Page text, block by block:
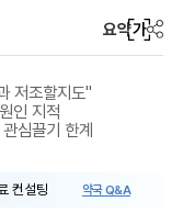
요약가
저조할지도"
인 지적
심끌기 한계
컨설팅 약국 Q&A